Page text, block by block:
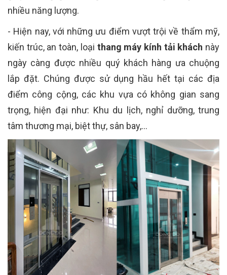
nhiều năng lượng.
- Hiện nay, với những ưu điểm vượt trội về thẩm mỹ,
kiến trúc, an toàn, loại thang máy kính tải khách này
ngày càng được nhiều quý khách hàng ưa chuộng
lắp đặt. Chúng được sử dụng hầu hết tại các địa
điểm công cộng, các khu vựa có không gian sang
trọng, hiện đại như: Khu du lịch, nghỉ dưỡng, trung
tâm thương mại, biệt thự, sân bay,…